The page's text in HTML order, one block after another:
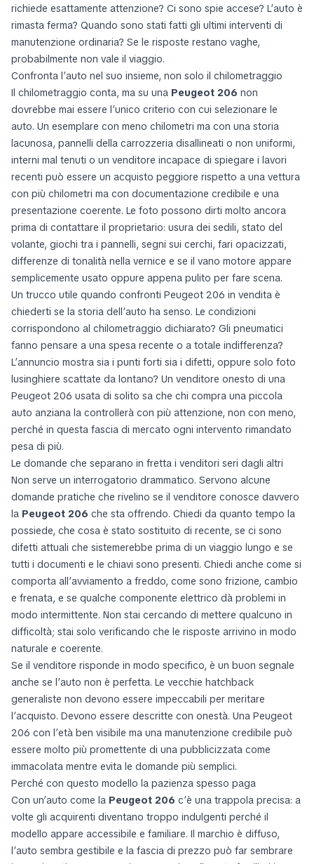
richiede esattamente attenzione? Ci sono spie accese? L’auto è
rimasta ferma? Quando sono stati fatti gli ultimi interventi di
manutenzione ordinaria? Se le risposte restano vaghe,
probabilmente non vale il viaggio.
Confronta l’auto nel suo insieme, non solo il chilometraggio
Il chilometraggio conta, ma su una Peugeot 206 non
dovrebbe mai essere l’unico criterio con cui selezionare le
auto. Un esemplare con meno chilometri ma con una storia
lacunosa, pannelli della carrozzeria disallineati o non uniformi,
interni mal tenuti o un venditore incapace di spiegare i lavori
recenti può essere un acquisto peggiore rispetto a una vettura
con più chilometri ma con documentazione credibile e una
presentazione coerente. Le foto possono dirti molto ancora
prima di contattare il proprietario: usura dei sedili, stato del
volante, giochi tra i pannelli, segni sui cerchi, fari opacizzati,
differenze di tonalità nella vernice e se il vano motore appare
semplicemente usato oppure appena pulito per fare scena.
Un trucco utile quando confronti Peugeot 206 in vendita è
chiederti se la storia dell’auto ha senso. Le condizioni
corrispondono al chilometraggio dichiarato? Gli pneumatici
fanno pensare a una spesa recente o a totale indifferenza?
L’annuncio mostra sia i punti forti sia i difetti, oppure solo foto
lusinghiere scattate da lontano? Un venditore onesto di una
Peugeot 206 usata di solito sa che chi compra una piccola
auto anziana la controllerà con più attenzione, non con meno,
perché in questa fascia di mercato ogni intervento rimandato
pesa di più.
Le domande che separano in fretta i venditori seri dagli altri
Non serve un interrogatorio drammatico. Servono alcune
domande pratiche che rivelino se il venditore conosce davvero
la Peugeot 206 che sta offrendo. Chiedi da quanto tempo la
possiede, che cosa è stato sostituito di recente, se ci sono
difetti attuali che sistemerebbe prima di un viaggio lungo e se
tutti i documenti e le chiavi sono presenti. Chiedi anche come si
comporta all’avviamento a freddo, come sono frizione, cambio
e frenata, e se qualche componente elettrico dà problemi in
modo intermittente. Non stai cercando di mettere qualcuno in
difficoltà; stai solo verificando che le risposte arrivino in modo
naturale e coerente.
Se il venditore risponde in modo specifico, è un buon segnale
anche se l’auto non è perfetta. Le vecchie hatchback
generaliste non devono essere impeccabili per meritare
l’acquisto. Devono essere descritte con onestà. Una Peugeot
206 con l’età ben visibile ma una manutenzione credibile può
essere molto più promettente di una pubblicizzata come
immacolata mentre evita le domande più semplici.
Perché con questo modello la pazienza spesso paga
Con un’auto come la Peugeot 206 c’è una trappola precisa: a
volte gli acquirenti diventano troppo indulgenti perché il
modello appare accessibile e familiare. Il marchio è diffuso,
l’auto sembra gestibile e la fascia di prezzo può far sembrare